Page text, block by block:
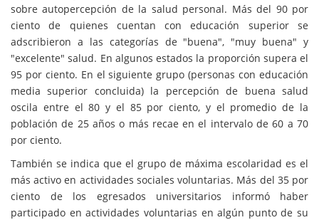
sobre autopercepción de la salud personal. Más del 90 por
ciento de quienes cuentan con educación superior se
adscribieron a las categorías de "buena", "muy buena" y
"excelente" salud. En algunos estados la proporción supera el
95 por ciento. En el siguiente grupo (personas con educación
media superior concluida) la percepción de buena salud
oscila entre el 80 y el 85 por ciento, y el promedio de la
población de 25 años o más recae en el intervalo de 60 a 70
por ciento.
También se indica que el grupo de máxima escolaridad es el
más activo en actividades sociales voluntarias. Más del 35 por
ciento de los egresados universitarios informó haber
participado en actividades voluntarias en algún punto de su